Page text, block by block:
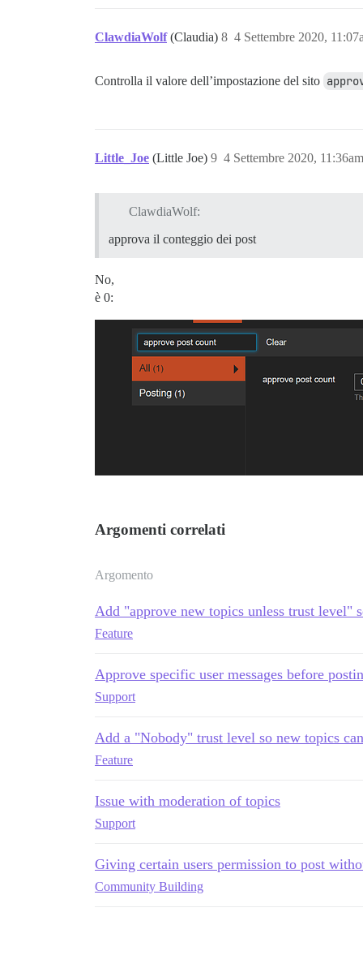
ClawdiaWolf (Claudia) 4 Settembre 2020,
8
Controlla il valore dell’impostazione del sito
Little_Joe (Little Joe) 4 Settembre 2020, 11:36am
9
ClawdiaWolf:
approva il conteggio dei post
No,
è 0:
Argomenti correlati
Argomento
Add "approve new topics unless trust level"
Feature
Approve specific user messages before
Support
Add a "Nobody" trust level so new topics
Feature
Issue with moderation of topics
Support
Giving certain users permission to post
Community Building